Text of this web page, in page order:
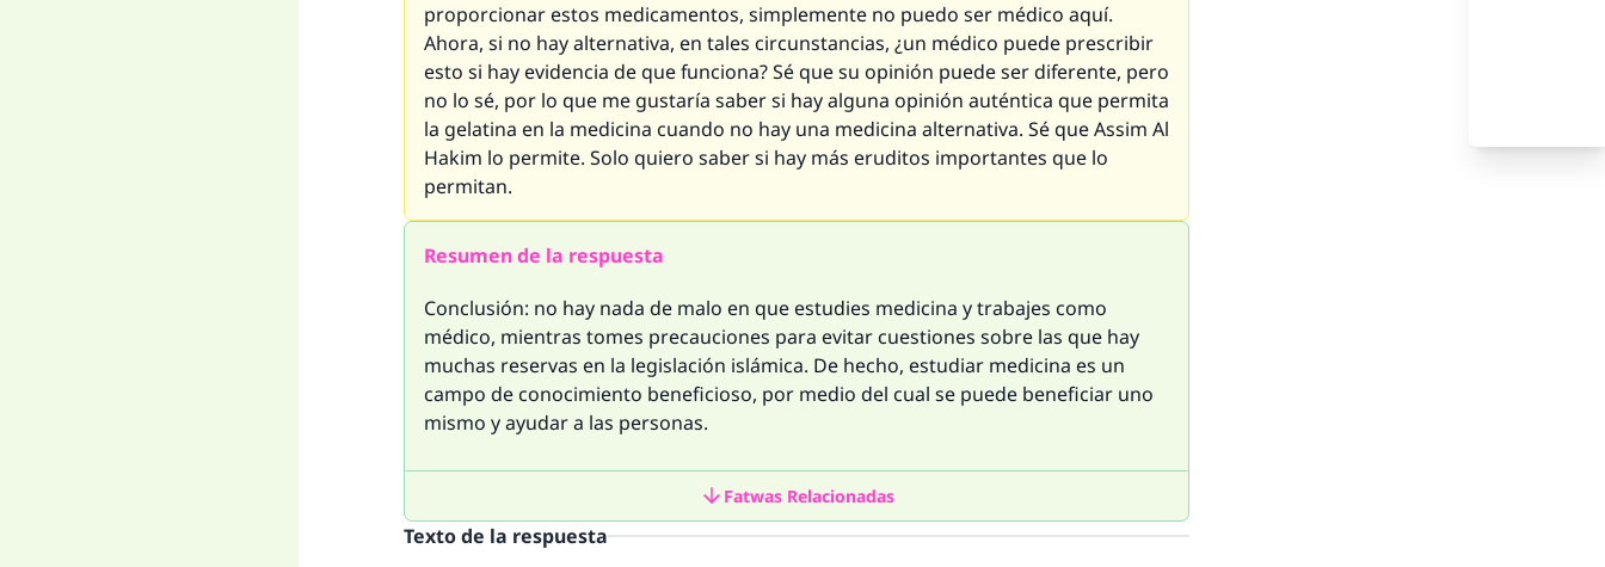
proporcionar estos medicamentos, simplemente no puedo ser médico aquí.
Ahora, si no hay alternativa, en tales circunstancias, ¿un médico puede prescribir
esto si hay evidencia de que funciona? Sé que su opinión puede ser diferente, pero
no lo sé, por lo que me gustaría saber si hay alguna opinión auténtica que permita
la gelatina en la medicina cuando no hay una medicina alternativa. Sé que Assim Al
Hakim lo permite. Solo quiero saber si hay más eruditos importantes que lo
permitan.
Resumen de la respuesta
Conclusión: no hay nada de malo en que estudies medicina y trabajes como
médico, mientras tomes precauciones para evitar cuestiones sobre las que hay
muchas reservas en la legislación islámica. De hecho, estudiar medicina es un
campo de conocimiento beneficioso, por medio del cual se puede beneficiar uno
mismo y ayudar a las personas.
Fatwas Relacionadas
Texto de la respuesta